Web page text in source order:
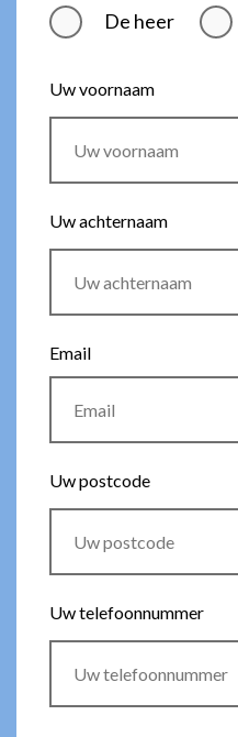
De heer
Uw voornaam
Uw achternaam
Email
Uw postcode
Uw telefoonnummer